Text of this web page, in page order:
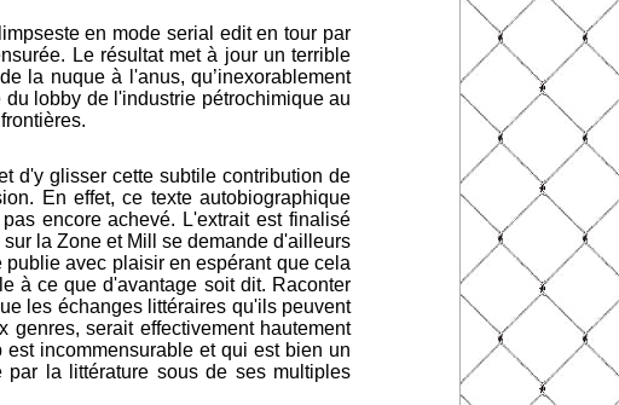
en mode serial edit en tour par
Le résultat met à jour un terrible
la nuque à l'anus, qu’inexorablement
lobby de l'industrie pétrochimique au
d'y glisser cette subtile contribution de
En effet, ce texte autobiographique
encore achevé. L'extrait est finalisé
la Zone et Mill se demande d'ailleurs
avec plaisir en espérant que cela
à ce que d'avantage soit dit. Raconter
les échanges littéraires qu'ils peuvent
genres, serait effectivement hautement
incommensurable et qui est bien un
la littérature sous de ses multiples